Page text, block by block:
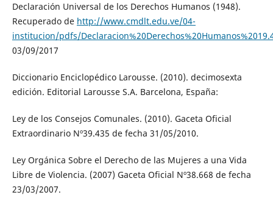
Declaración Universal de los Derechos Humanos (1948).
Recuperado de http://www.cmdlt.edu.ve/04-
institucion/pdfs/
03/09/2017
Diccionario Enciclopédico Larousse. (2010). decimosexta
edición. Editorial Larousse S.A. Barcelona, España:
Ley de los Consejos Comunales. (2010). Gaceta Oficial
Extraordinario Nº39.435 de fecha 31/05/2010.
Ley Orgánica Sobre el Derecho de las Mujeres a una Vida
Libre de Violencia. (2007) Gaceta Oficial Nº38.668 de fecha
23/03/2007.